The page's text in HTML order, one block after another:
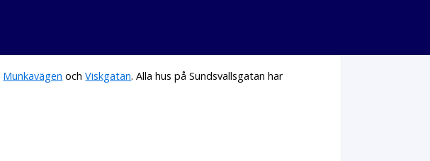
Munkavägen ochViskgatan. Alla hus på Sundsvallsgatan har